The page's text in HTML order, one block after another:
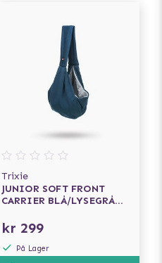
Trixie
JUNIOR SOFT FRONT
CARRIER BLÅ/LYSEGRÅ
kr 299
På Lager